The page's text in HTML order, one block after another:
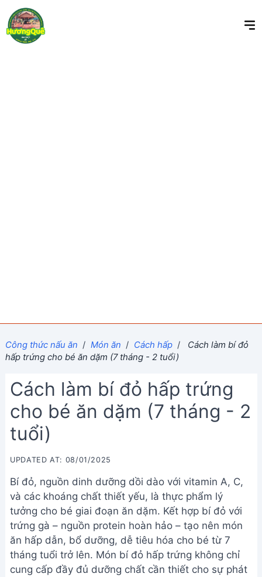
Công thức nấu ăn / Món ăn / Cách hấp /
Cách làm bí đỏ
hấp trứng cho bé ăn dặm (7 tháng - 2 tuổi)
Cách làm bí đỏ hấp trứng
cho bé ăn dặm (7 tháng - 2
tuổi)
UPDATED AT: 08/01/2025
Bí đỏ, nguồn dinh dưỡng dồi dào với vitamin A, C,
và các khoáng chất thiết yếu, là thực phẩm lý
tưởng cho bé giai đoạn ăn dặm. Kết hợp bí đỏ với
trứng gà – nguồn protein hoàn hảo – tạo nên món
ăn hấp dẫn, bổ dưỡng, dễ tiêu hóa cho bé từ 7
tháng tuổi trở lên. Món bí đỏ hấp trứng không chỉ
cung cấp đầy đủ dưỡng chất cần thiết cho sự phát